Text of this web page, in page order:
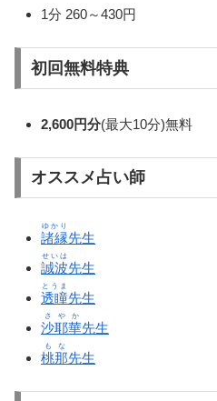
1分 260～430円
初回無料特典
2,600円分(最大10分)無料
オススメ占い師
諸縁
ゆかり
先生
誠波
せいは
先生
透瞳
とうま
先生
沙耶華
さやか
先生
桃那
もな
先生